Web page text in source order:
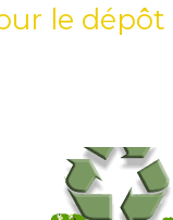
le dépôt